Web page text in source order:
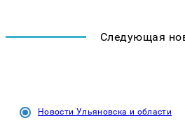
Следующая
Новости Ульяновска и области